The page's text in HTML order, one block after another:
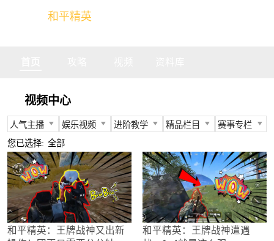
和平精英
视频中心
人气主播 娱乐视频 进阶教学 精品栏目 赛事专栏
所有
不求人
柔柔
难言
冬季
奇怪君
娱乐精英
情感电台
真人搞笑
带妹大作战
我的憨队友
身法教学
武器装备
资源分布
操作意识
刚枪技巧
官方视频
燃烧吧大局观
盒子有话说
快来扶我
作死鸽
PEC
PEL
TGA
PEGI
其他赛事
您已选择: 全部
和平精英：王牌战神又出新
和平精英：王牌战神遭遇